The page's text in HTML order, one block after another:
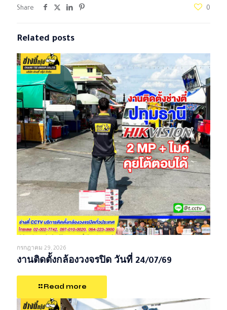
Share 0
Related posts
กรกฎาคม 29, 2026
งานติดตั้งกล้องวงจรปิด วันที่ 24/07/69
Read more